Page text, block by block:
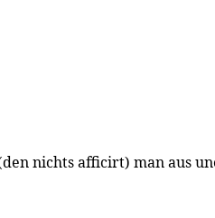
nichts afficirt) man aus